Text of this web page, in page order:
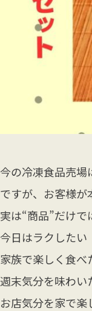
今の冷凍食品売場
ですが、お客様が
実は“商品”だけで
今日はラクしたい
家族で楽しく食べ
週末気分を味わい
お店気分を家で楽